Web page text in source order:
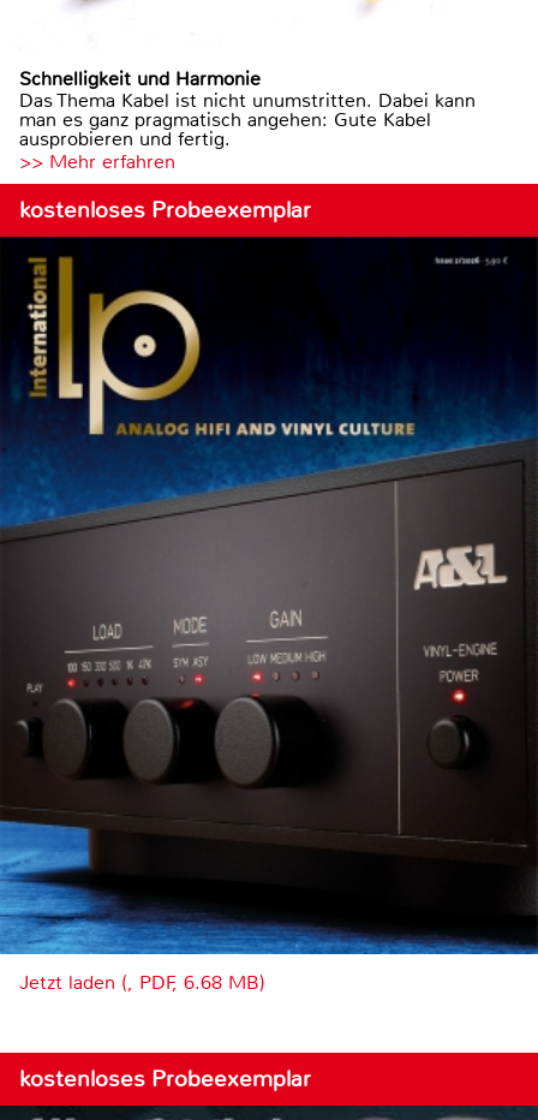
Schnelligkeit und Harmonie
Das Thema Kabel ist nicht unumstritten. Dabei kann
man es ganz pragmatisch angehen: Gute Kabel
ausprobieren und fertig.
>> Mehr erfahren
kostenloses Probeexemplar
Jetzt laden (, PDF, 6.68 MB)
kostenloses Probeexemplar